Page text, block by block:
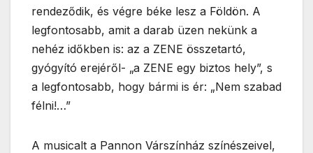
rendeződik, és végre béke lesz a Földön. A
legfontosabb, amit a darab üzen nekünk a
nehéz időkben is: az a ZENE összetartó,
gyógyító erejéről- „a ZENE egy biztos hely”, s
a legfontosabb, hogy bármi is ér: „Nem szabad
félni!…”
A musicalt a Pannon Várszínház színészeivel,